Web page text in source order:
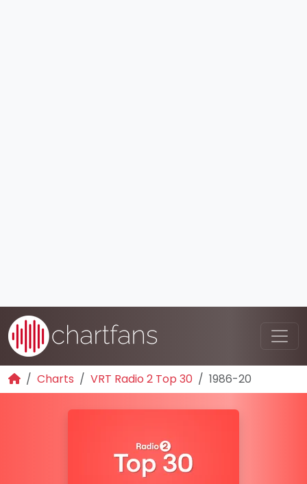
Charts VRT Radio 2 Top 30 1986-20